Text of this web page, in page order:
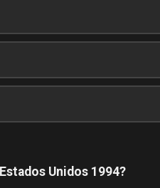
Unidos 1994?